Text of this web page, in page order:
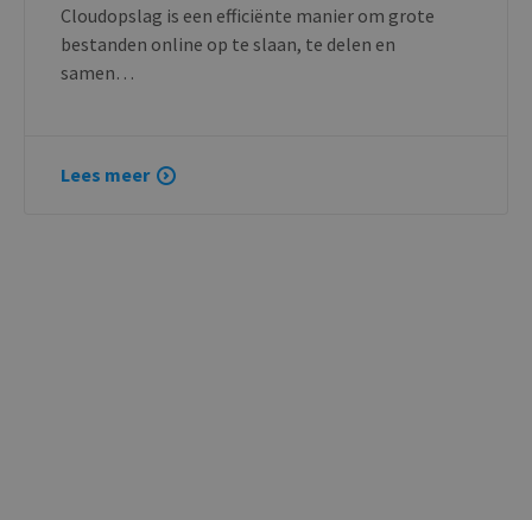
Cloudopslag is een efficiënte manier om grote
bestanden online op te slaan, te delen en
samen…
Lees meer